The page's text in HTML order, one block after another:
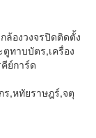
ล้องวงจรปิดติดตั้ง
ทาบบัตร,เครื่อง
ย์การ์ด
ร,หทัยราษฎร์,จตุ